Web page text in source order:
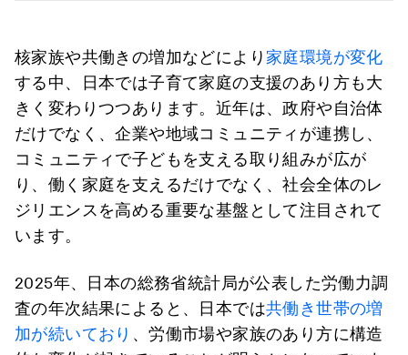
核家族や共働きの増加などにより 家庭環境が変化
する中、日本では子育て家庭の支援のあり方も大
きく変わりつつあります。近年は、政府や自治体
だけでなく、企業や地域コミュニティが連携し、
コミュニティで子どもを支える取り組みが広が
り、働く家庭を支えるだけでなく、社会全体のレ
ジリエンスを高める重要な基盤として注目されて
います。
2025年、日本の総務省統計局が公表した労働力調
査の年次結果によると、日本では共働き世帯の増
加が続いており 、労働市場や家族のあり方に構造